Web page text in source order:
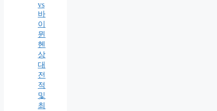
vs
바
이
뮌
헨
상
대
전
적
및
최